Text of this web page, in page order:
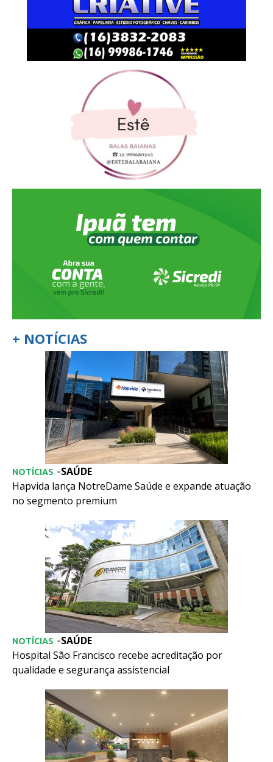
+ NOTÍCIAS
SAÚDE
NOTÍCIAS -
Hapvida lança NotreDame Saúde e expande atuação
no segmento premium
SAÚDE
NOTÍCIAS -
Hospital São Francisco recebe acreditação por
qualidade e segurança assistencial